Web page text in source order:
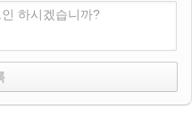
하시겠습니까?